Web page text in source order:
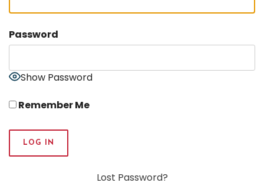
Password
Show Password
Remember Me
Lost Password?